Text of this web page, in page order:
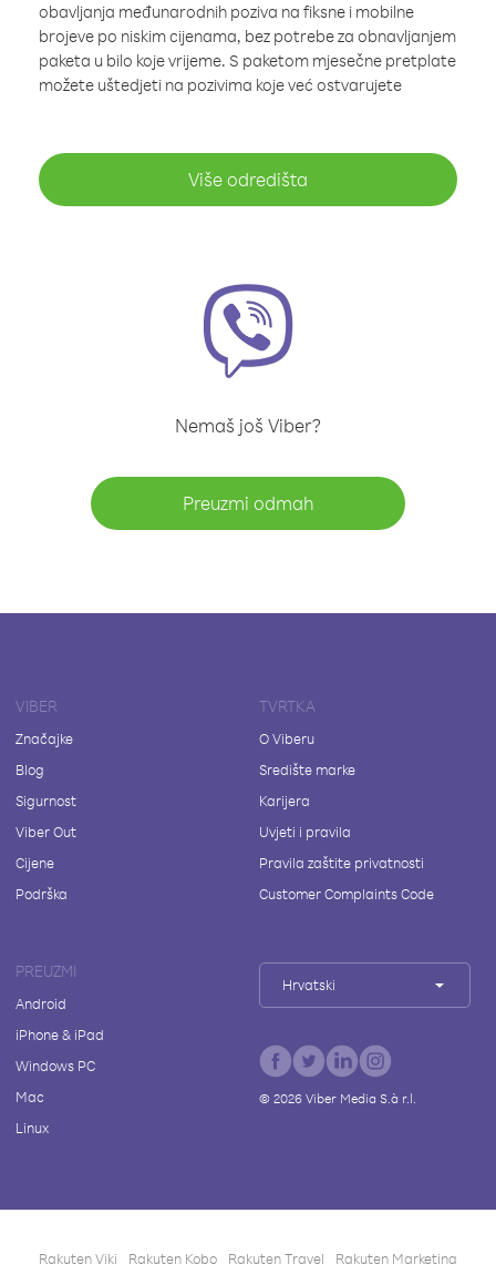
obavljanja međunarodnih poziva na fiksne i mobilne
brojeve po niskim cijenama, bez potrebe za obnavljanjem
paketa u bilo koje vrijeme. S paketom mjesečne pretplate
možete uštedjeti na pozivima koje već ostvarujete
Više odredišta
Nemaš još Viber?
Preuzmi odmah
VIBER
Značajke
Blog
Sigurnost
Viber Out
Cijene
Podrška
TVRTKA
O Viberu
Središte marke
Karijera
Uvjeti i pravila
Pravila zaštite privatnosti
Customer Complaints Code
PREUZMI
Android
iPhone & iPad
Windows PC
Mac
Linux
Hrvatski
© 2026Viber Media S.à r.l.
Rakuten Viki Rakuten Kobo Rakuten Travel Rakuten Marketing